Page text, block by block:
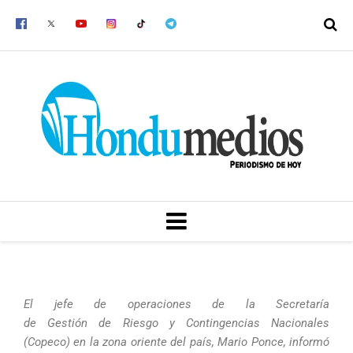
MENU
El jefe de operaciones de la Secretaría
de Gestión de Riesgo y Contingencias Nacionales
(Copeco) en la zona oriente del país, Mario Ponce, informó